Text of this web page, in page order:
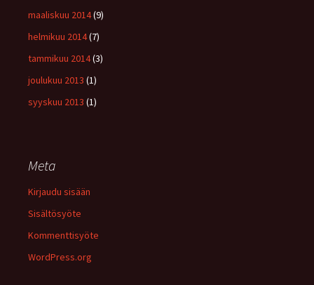
maaliskuu 2014(9)
helmikuu 2014(7)
tammikuu 2014(3)
joulukuu 2013 (1)
syyskuu 2013 (1)
Meta
Kirjaudu sisään
Sisältösyöte
Kommenttisyöte
WordPress.org